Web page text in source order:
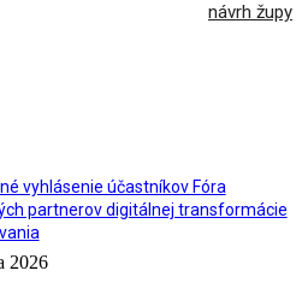
návrh župy
vyhlásenie účastníkov Fóra
partnerov digitálnej transformácie
2026